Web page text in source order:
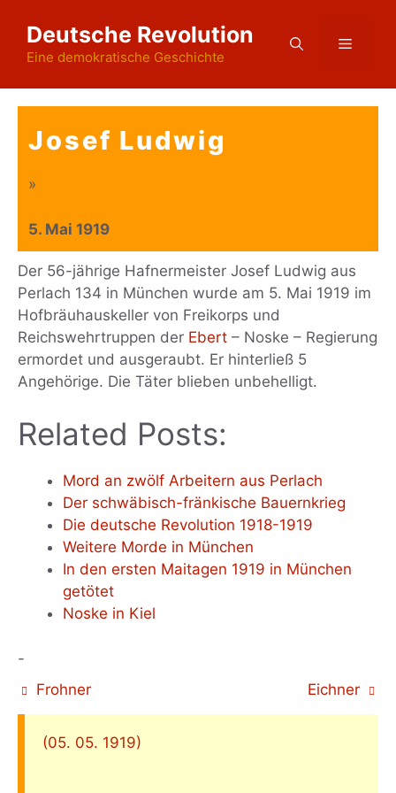
Inhalt
springen
Deutsche Revolution
Eine demokratische Geschichte
Menü
Josef Ludwig
»
5. Mai 1919
Der 56-jährige Hafnermeister Josef Ludwig aus
Perlach 134 in München wurde am 5. Mai 1919 im
Hofbräuhauskeller von Freikorps und
Reichswehrtruppen der Ebert – Noske – Regierung
ermordet und ausgeraubt. Er hinterließ 5
Angehörige. Die Täter blieben unbehelligt.
Related Posts:
Mord an zwölf Arbeitern aus Perlach
Der schwäbisch-fränkische Bauernkrieg
Die deutsche Revolution 1918-1919
Weitere Morde in München
In den ersten Maitagen 1919 in München
getötet
Noske in Kiel
-
Frohner
Eichner
(05. 05. 1919)